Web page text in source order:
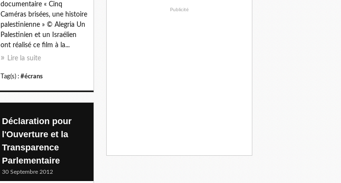
documentaire « Cinq
Caméras brisées, une histoire
palestinienne » © Alegria Un
Palestinien et un Israélien
ont réalisé ce film à la...
Lire la suite
Tag(s) : #écrans
Déclaration pour
l'Ouverture et la
Transparence
Parlementaire
30 Septembre 2012
Publicité